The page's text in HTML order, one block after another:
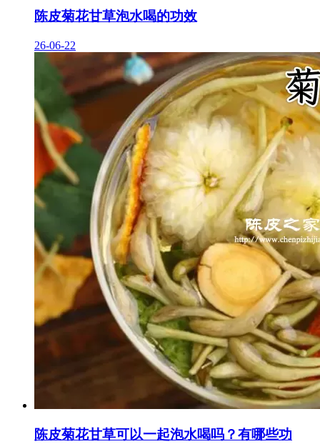
陈皮菊花甘草泡水喝的功效
26-06-22
陈皮菊花甘草可以一起泡水喝吗？有哪些功